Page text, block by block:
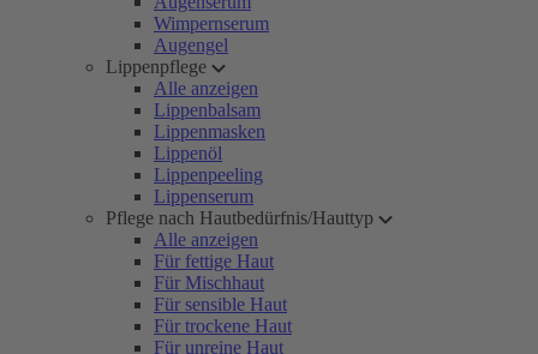
Wimpernserum
Augengel
Lippenpflege
Alle anzeigen
Lippenbalsam
Lippenmasken
Lippenöl
Lippenpeeling
Lippenserum
Pflege nach Hautbedürfnis/Hauttyp
Alle anzeigen
Für fettige Haut
Für Mischhaut
Für sensible Haut
Für trockene Haut
Für unreine Haut